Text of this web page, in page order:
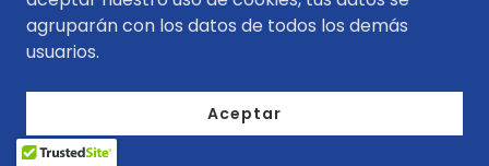
agruparán con los datos de todos los demás
usuarios.
Aceptar